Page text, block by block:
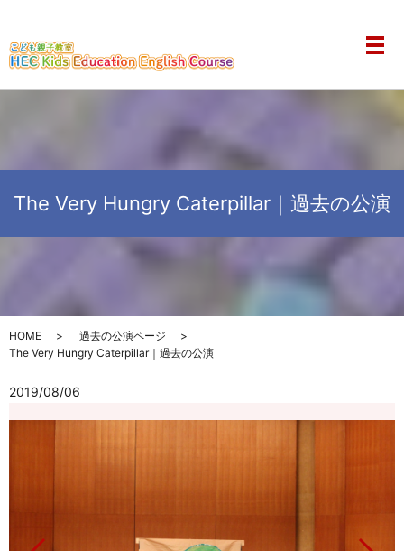
メ
The Very Hungry Caterpillar｜過去の公演
HOME
過去の公演ページ
The Very Hungry Caterpillar｜過去の公演
2019/08/06